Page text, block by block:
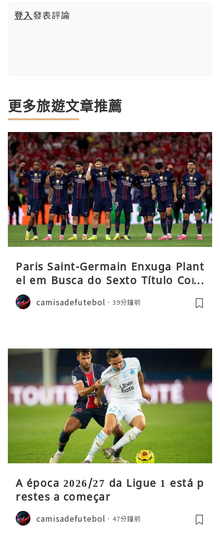
登入發表評論
更多旅遊文章推薦
Paris Saint-Germain Enxuga Plant
el em Busca do Sexto Título Cons
ecutivo da Liga
camisadefutebol 39分鐘前
A época 2026/27 da Ligue 1 está p
restes a começar
camisadefutebol 47分鐘前